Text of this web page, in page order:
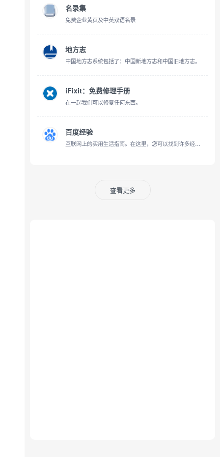
名录集
免费企业黄页及中英双语名录
地方志
中国地方志系统包括了：中国新地方志和中国旧地方志。
iFixit：免费修理手册
在一起我们可以修复任何东西。
百度经验
互联网上的实用生活指南。在这里，您可以找到许多经过实践检验的办法来解决现实中遇到的问题，也可以将自己的经验贡献出来让更多人因之受益
查看更多